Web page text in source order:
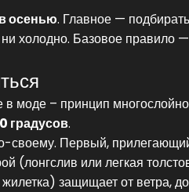
осенью. Главное — подбирать
холодно. Базовое правило —
моде – принцип
градусов.
своему. Первый,
(лонгслив или легкая
защищает от ветра,